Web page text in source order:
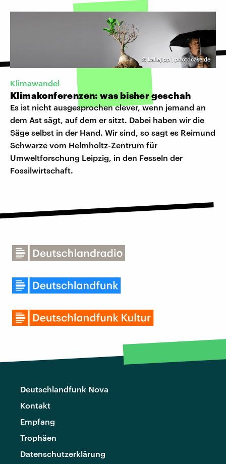
© kallejipp | photocase.de
Klimawandel
Klimakonferenzen: was bisher geschah
Es ist nicht ausgesprochen clever, wenn jemand an
dem Ast sägt, auf dem er sitzt. Dabei haben wir die
Säge selbst in der Hand. Wir sind, so sagt es Reimund
Schwarze vom Helmholtz-Zentrum für
Umweltforschung Leipzig, in den Fesseln der
Fossilwirtschaft.
Deutschlandfunk Nova
Kontakt
Empfang
Trophäen
Datenschutzerklärung